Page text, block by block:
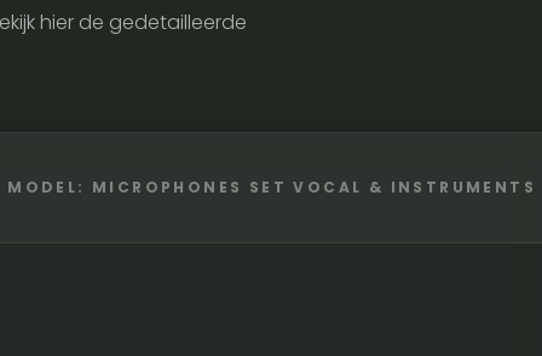
hier de gedetailleerde
MODEL: MICROPHONES SET VOCAL & INSTRUMENTS